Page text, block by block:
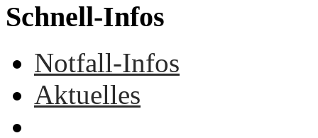
Schnell-Infos
Notfall-Infos
Aktuelles